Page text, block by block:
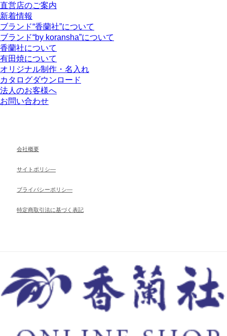
直営店のご案内
新着情報
ブランド“香蘭社”について
ブランド“by koransha”について
香蘭社について
有田焼について
オリジナル制作・名入れ
カタログダウンロード
法人のお客様へ
お問い合わせ
会社概要
サイトポリシ―
ブライパシーポリシ―
特定商取引法に基づく表記